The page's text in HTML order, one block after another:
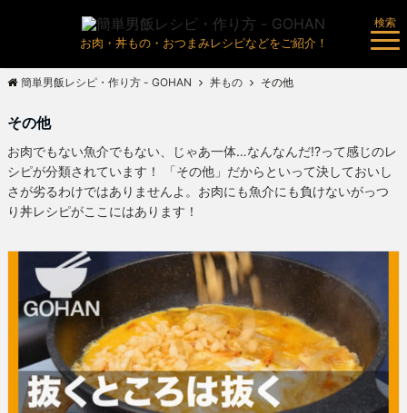
お肉・丼もの・おつまみレシピなどをご紹介！
検索
簡単男飯レシピ・作り方 - GOHAN 丼もの その他
その他
お肉でもない魚介でもない、じゃあ一体…なんなんだ!?って感じのレ
シピが分類されています！ 「その他」だからといって決しておいし
さが劣るわけではありませんよ。お肉にも魚介にも負けないがっつ
り丼レシピがここにはあります！